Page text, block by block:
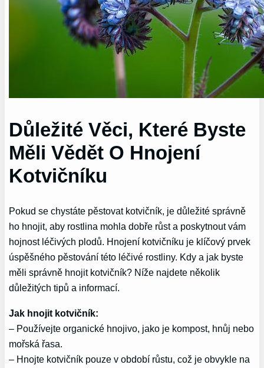
Důležité Věci, Které Byste
Měli Vědět O Hnojení
Kotvičníku
Pokud se chystáte pěstovat kotvičník, je důležité správně
ho hnojit, aby rostlina mohla dobře růst a poskytnout vám
hojnost léčivých plodů. Hnojení kotvičníku je klíčový prvek
úspěšného pěstování této léčivé rostliny. Kdy a jak byste
měli správně hnojit kotvičník? Níže najdete několik
důležitých tipů a informací.
Jak hnojit kotvičník:
– Používejte organické hnojivo, jako je kompost, hnůj nebo
mořská řasa.
– Hnojte kotvičník pouze v období růstu, což je obvykle na